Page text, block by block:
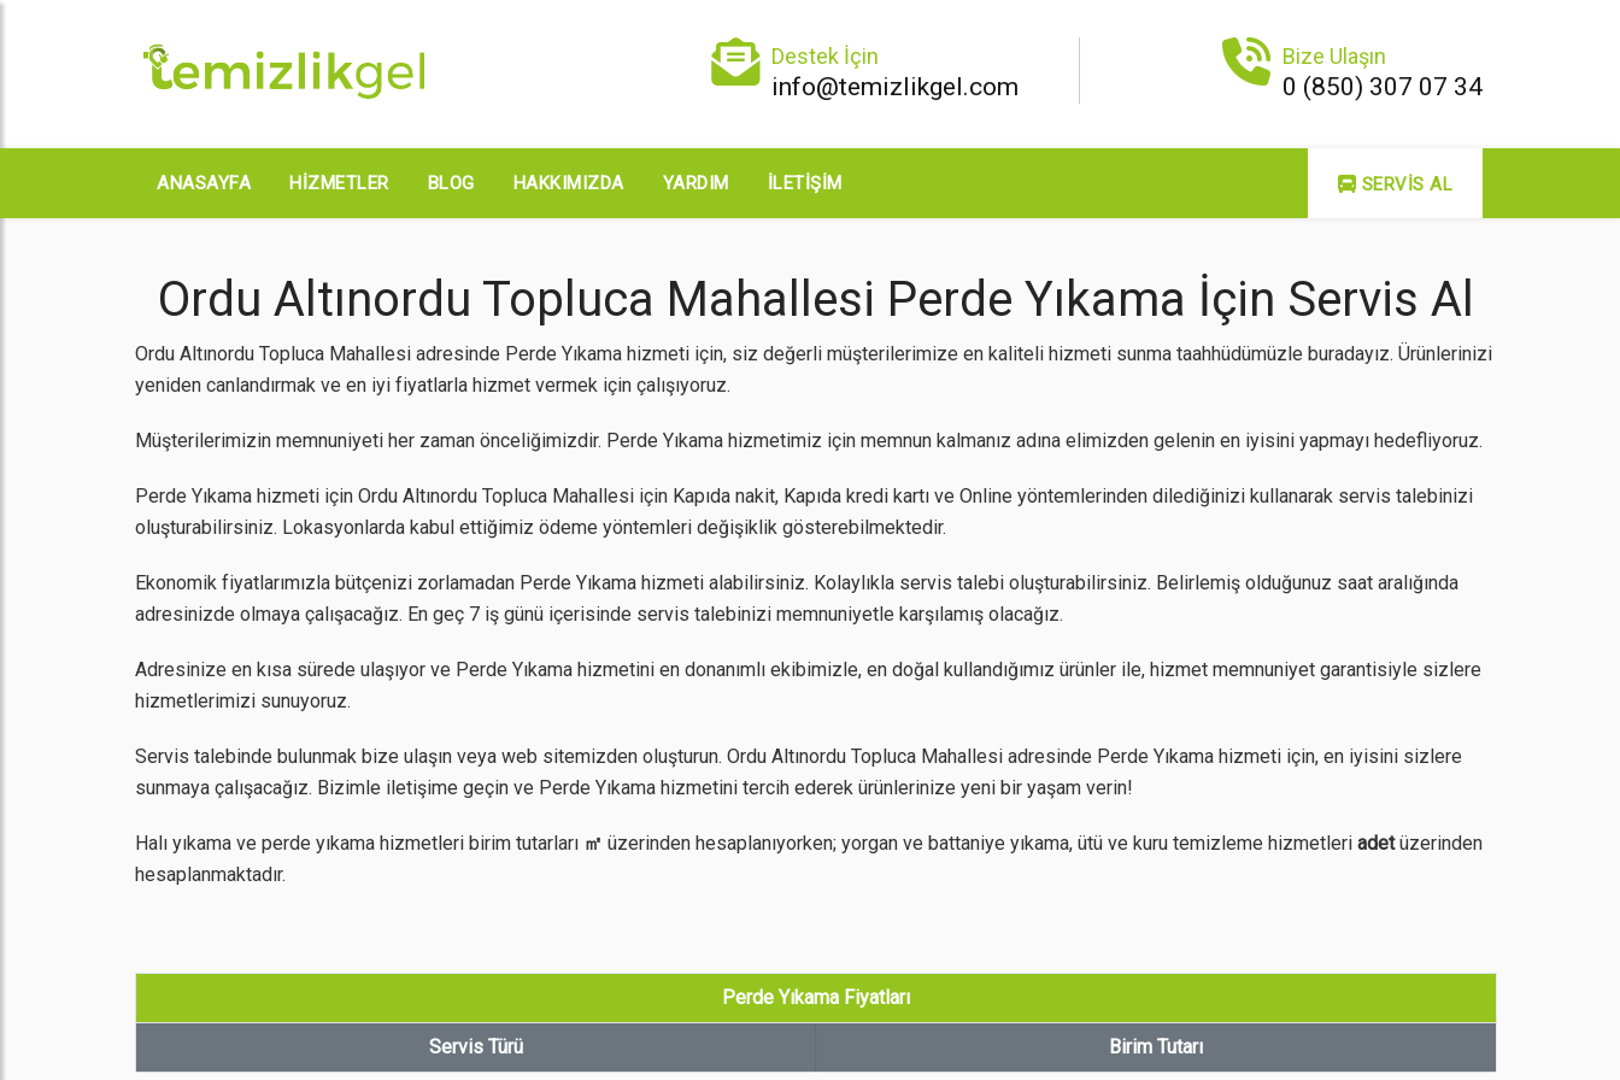
Destek İçin
info@temizlikgel.com
Bize Ulaşın
0 (850) 307 07 34
ANASAYFA HIZMETLER BLOG HAKKIMIZDA YARDIM İLETIŞIM SERVIS AL
Ordu Altınordu Topluca Mahallesi Perde Yıkama İçin Servis Al
Ordu Altınordu Topluca Mahallesi adresinde Perde Yıkama hizmeti için, siz değerli müşterilerimize en kaliteli hizmeti sunma taahhüdümüzle buradayız. Ürünlerinizi
yeniden canlandırmak ve en iyi fiyatlarla hizmet vermek için çalışıyoruz.
Müşterilerimizin memnuniyeti her zaman önceliğimizdir. Perde Yıkama hizmetimiz için memnun kalmanız adına elimizden gelenin en iyisini yapmayı hedefliyoruz.
Perde Yıkama hizmeti için Ordu Altınordu Topluca Mahallesi için Kapıda nakit, Kapıda kredi kartı ve Online yöntemlerinden dilediğinizi kullanarak servis talebinizi
oluşturabilirsiniz. Lokasyonlarda kabul ettiğimiz ödeme yöntemleri değişiklik gösterebilmektedir.
Ekonomik fiyatlarımızla bütçenizi zorlamadan Perde Yıkama hizmeti alabilirsiniz. Kolaylıkla servis talebi oluşturabilirsiniz. Belirlemiş olduğunuz saat aralığında
adresinizde olmaya çalışacağız. En geç 7 iş günü içerisinde servis talebinizi memnuniyetle karşılamış olacağız.
Adresinize en kısa sürede ulaşıyor ve Perde Yıkama hizmetini en donanımlı ekibimizle, en doğal kullandığımız ürünler ile, hizmet memnuniyet garantisiyle sizlere
hizmetlerimizi sunuyoruz.
Servis talebinde bulunmak bize ulaşın veya web sitemizden oluşturun. Ordu Altınordu Topluca Mahallesi adresinde Perde Yıkama hizmeti için, en iyisini sizlere
sunmaya çalışacağız. Bizimle iletişime geçin ve Perde Yıkama hizmetini tercih ederek ürünlerinize yeni bir yaşam verin!
Halı yıkama ve perde yıkama hizmetleri birim tutarları ㎡ üzerinden hesaplanıyorken; yorgan ve battaniye yıkama, ütü ve kuru temizleme hizmetleri adetüzerinden
hesaplanmaktadır.
Perde Yıkama Fiyatları
Servis Türü Birim Tutarı